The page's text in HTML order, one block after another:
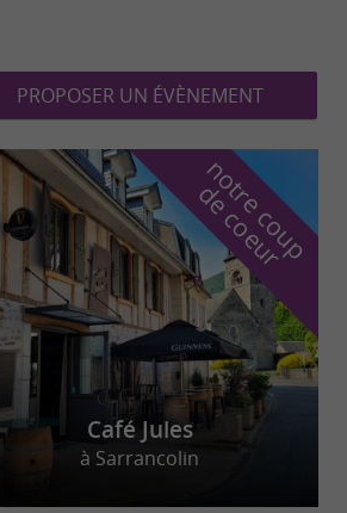
PROPOSER UN ÉVÈNEMENT
n
o
t
r
e
c
o
u
p
d
e
c
o
e
u
r
Café Jules
à Sarrancolin